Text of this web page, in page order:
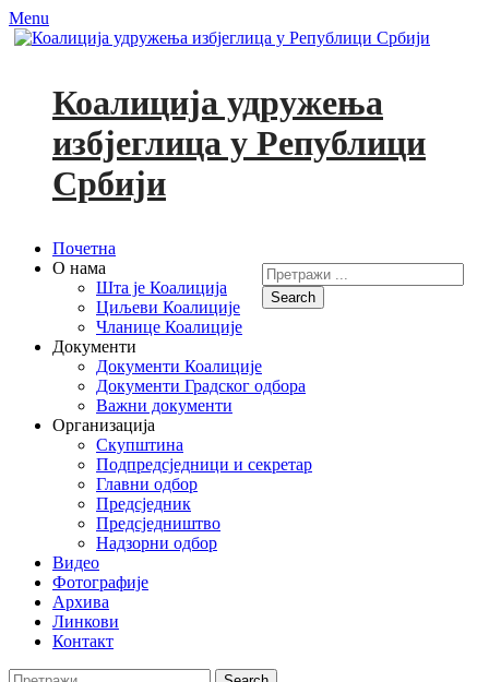
Menu
Коалиција удружења
избјеглица у Републици
Србији
Search
for:
Primary
Menu
Skip
Почетна
О нама
Шта је Коалиција
Циљеви Коалиције
Чланице Коалиције
Документи
Документи Коалиције
Документи Градског одбора
Важни документи
Организација
Скупштина
Подпредсједници и секретар
Главни одбор
Предсједник
Предсједништво
Надзорни одбор
Видео
Фотографије
Архива
Линкови
Контакт
Search
Search